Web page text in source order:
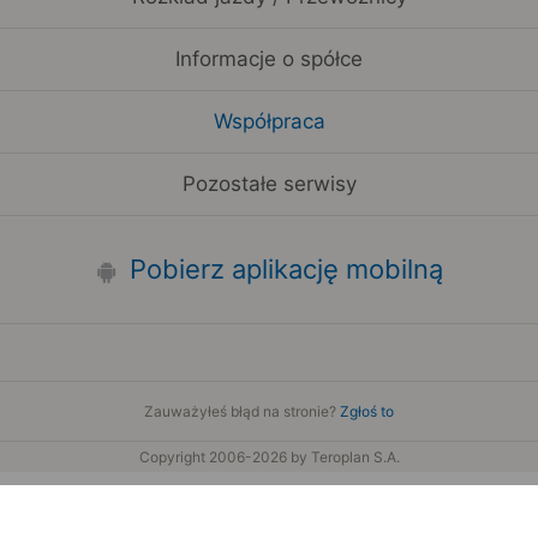
Informacje o spółce
Współpraca
Pozostałe serwisy
Pobierz aplikację mobilną
Zauważyłeś błąd na stronie? Zgłoś to
Copyright 2006-2026 by Teroplan S.A.